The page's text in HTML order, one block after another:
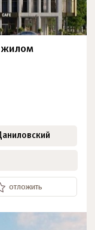
жилом
отложить